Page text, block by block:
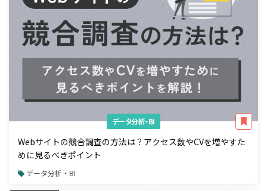
データ分析・BI
Webサイトの競合調査の方法は？アクセス数やCVを増やすた
めに見るべきポイント
データ分析・BI